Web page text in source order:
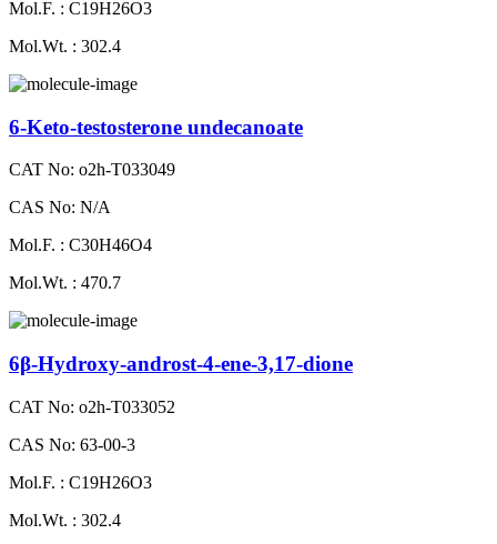
Mol.F. : C19H26O3
Mol.Wt. : 302.4
6-Keto-testosterone undecanoate
CAT No: o2h-T033049
CAS No: N/A
Mol.F. : C30H46O4
Mol.Wt. : 470.7
6β-Hydroxy-androst-4-ene-3,17-dione
CAT No: o2h-T033052
CAS No: 63-00-3
Mol.F. : C19H26O3
Mol.Wt. : 302.4